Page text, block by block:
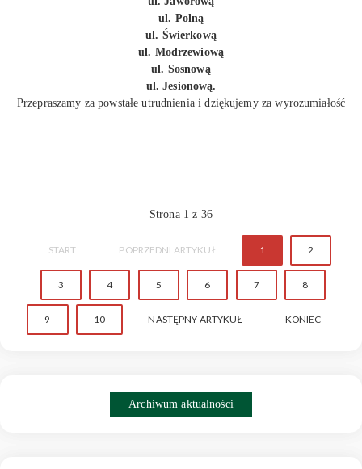
ul. Polną
ul. Świerkową
ul. Modrzewiową
ul. Sosnową
ul. Jesionową.
Przepraszamy za powstałe utrudnienia i dziękujemy za wyrozumiałość
Strona 1 z 36
START POPRZEDNI ARTYKUŁ 1 2
3 4 5 6 7 8
9 10 NASTĘPNY ARTYKUŁ KONIEC
Archiwum aktualności